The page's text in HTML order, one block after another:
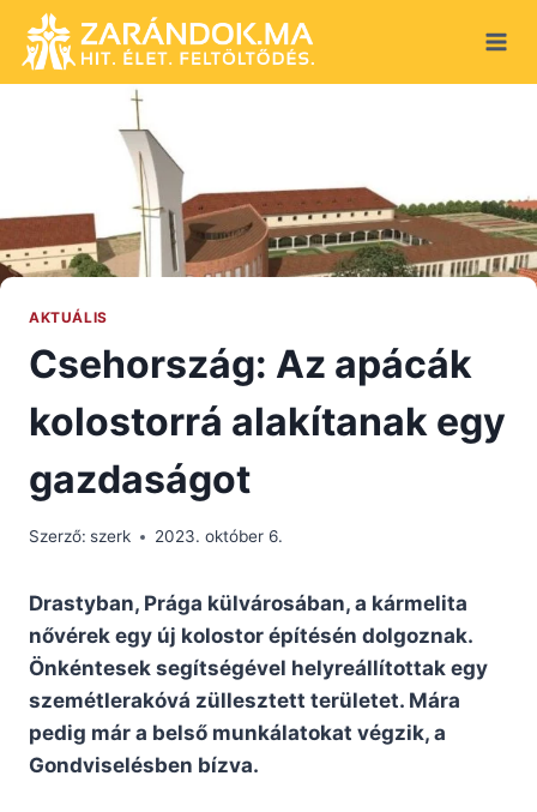
content
AKTUÁLIS
Csehország: Az apácák
kolostorrá alakítanak egy
gazdaságot
Szerző: szerk 2023. október 6.
Drastyban, Prága külvárosában, a kármelita
nővérek egy új kolostor építésén dolgoznak.
Önkéntesek segítségével helyreállítottak egy
szemétlerakóvá züllesztett területet. Mára
pedig már a belső munkálatokat végzik, a
Gondviselésben bízva.